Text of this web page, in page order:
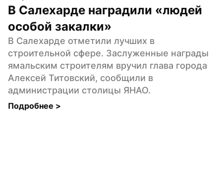
В Салехарде наградили «людей
особой закалки»
В Салехарде отметили лучших в
строительной сфере. Заслуженные награды
ямальским строителям вручил глава города
Алексей Титовский, сообщили в
администрации столицы ЯНАО.
Подробнее >